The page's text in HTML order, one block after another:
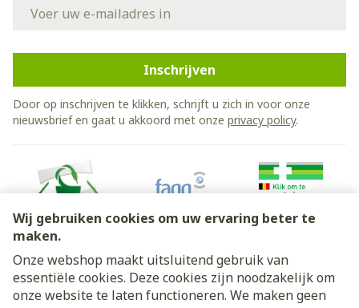
Wij gebruiken cookies om uw ervaring beter te
maken.
Onze webshop maakt uitsluitend gebruik van
essentiële cookies. Deze cookies zijn noodzakelijk om
onze website te laten functioneren. We maken geen
Inschrijven
Door op inschrijven te klikken, schrijft u zich in voor onze
nieuwsbrief en gaat u akkoord met onze privacy policy.
Juridische links